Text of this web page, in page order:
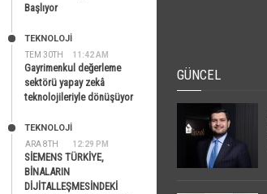
Başlıyor
TEM 30TH 11:42 AM
TEKNOLOJİ
Gayrimenkul değerleme
sektörü yapay zekâ
teknolojileriyle dönüşüyor
ARA 8TH 12:29 PM
TEKNOLOJİ
SİEMENS TÜRKİYE,
BİNALARIN
DİJİTALLEŞMESİNDEKİ
GÜNCEL